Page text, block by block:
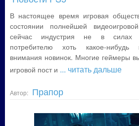
В настоящее время игровая
состоянии полнейшей
сейчас индустрия не в силах
потребителю хоть какое-нибудь
внимания новинок. Многие геймеры
игровой пост и ... читать дальше
Автор: Прапор